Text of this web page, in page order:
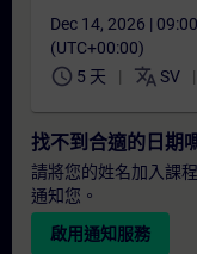
Dec 14, 2026 |
(UTC+00:00)
schedule 5 天 translate SV
找不到合適的日期
請將您的姓名加入課
通知您。
啟用通知服務